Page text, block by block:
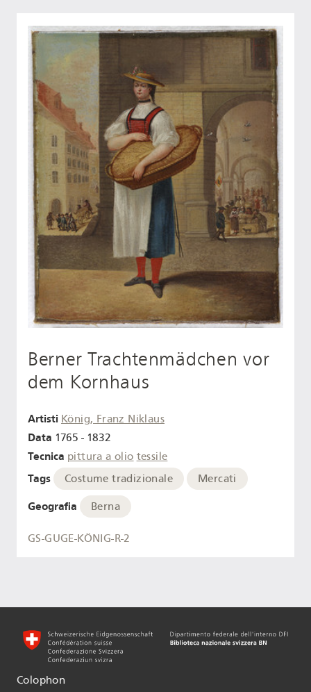
Berner Trachtenmädchen vor
dem Kornhaus
Artisti König, Franz Niklaus
Data 1765 - 1832
Tecnica pittura a olio tessile
Tags Costume tradizionale Mercati
Geografia Berna
GS-GUGE-KÖNIG-R-2
Colophon